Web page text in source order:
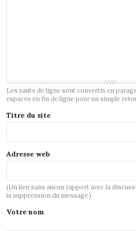
Les sauts de ligne sont convertis en
espaces en fin de ligne pour un simple
Titre du site
Adresse web
(Un lien sans aucun rapport avec la
la suppression du message.)
Votre nom